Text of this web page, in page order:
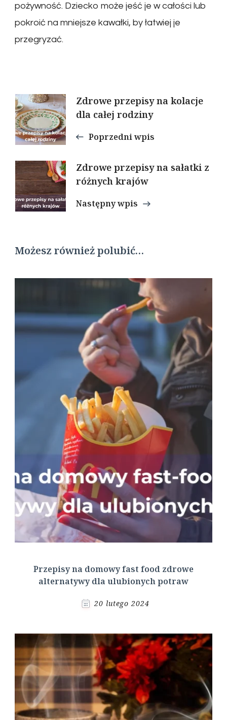
pożywność. Dziecko może jeść je w całości lub
pokroić na mniejsze kawałki, by łatwiej je
przegryzać.
Nawigacja
wpisu
Zdrowe przepisy na kolacje
dla całej rodziny
Poprzedni wpis
Zdrowe przepisy na sałatki z
różnych krajów
Następny wpis
Możesz również polubić…
Przepisy na domowy fast food zdrowe
alternatywy dla ulubionych potraw
20 lutego 2024